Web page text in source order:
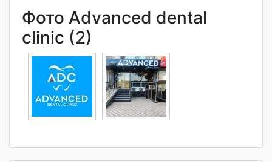
Фото Advanced dental
clinic (2)